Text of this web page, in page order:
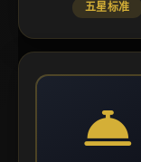
五星标准